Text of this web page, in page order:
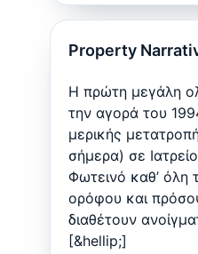
Property
Η πρώτη μεγάλη
την αγορά του
μερικής
σήμερα) σε
Φωτεινό καθ’ όλη
ορόφου και
διαθέτουν
[&hellip;]